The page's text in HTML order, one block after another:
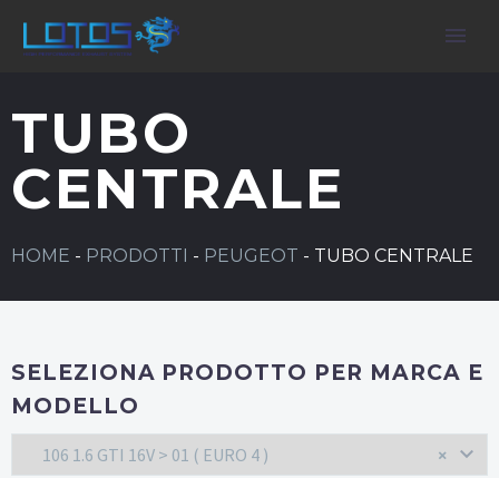
TUBO
CENTRALE
HOME - PRODOTTI - PEUGEOT - TUBO CENTRALE
SELEZIONA PRODOTTO PER MARCA E
MODELLO
×
106 1.6 GTI 16V > 01 ( EURO 4 )